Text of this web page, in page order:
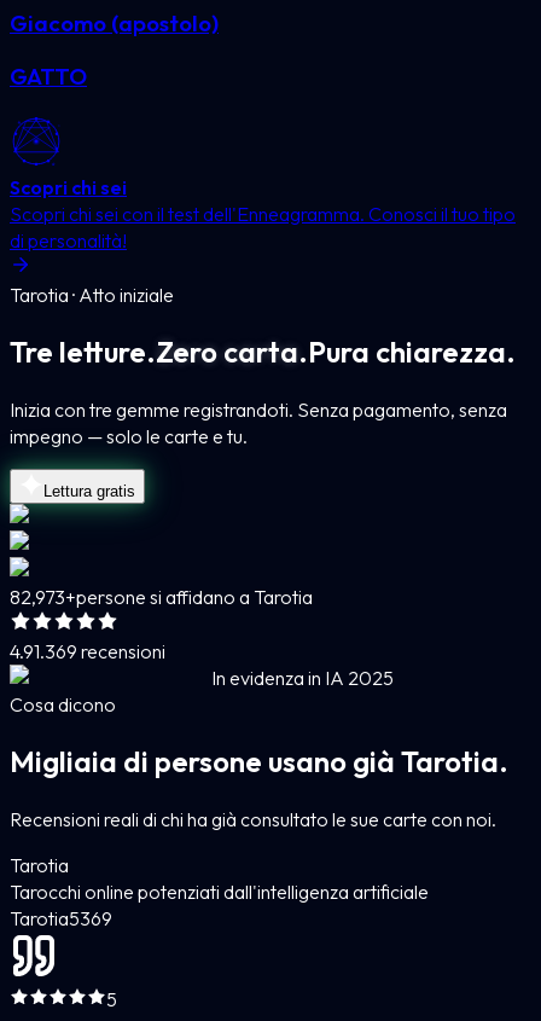
Giacomo (apostolo)
GATTO
Scopri chi sei
Scopri chi sei con il test dell'Enneagramma. Conosci il tuo tipo
di personalità!
Tarotia · Atto iniziale
Tre letture.Zero carta.Pura chiarezza.
Inizia con tre gemme registrandoti. Senza pagamento, senza
impegno — solo le carte e tu.
Lettura gratis
82,973+persone si affidano a Tarotia
4.91.369 recensioni
In evidenza in IA 2025
Cosa dicono
Migliaia di persone usano già Tarotia.
Recensioni reali di chi ha già consultato le sue carte con noi.
Tarotia
Tarocchi online potenziati dall'intelligenza artificiale
Tarotia5369
5